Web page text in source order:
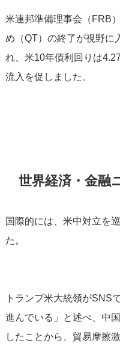
米連邦準備理事会（FRB
め（QT）の終了が視野に
れ、米10年債利回りは
流入を促しました。
世界経済・金融
国際的には、米中対立を
た。
トランプ米大統領がSNS
進んでいる」と述べ、中
したことから、貿易摩擦